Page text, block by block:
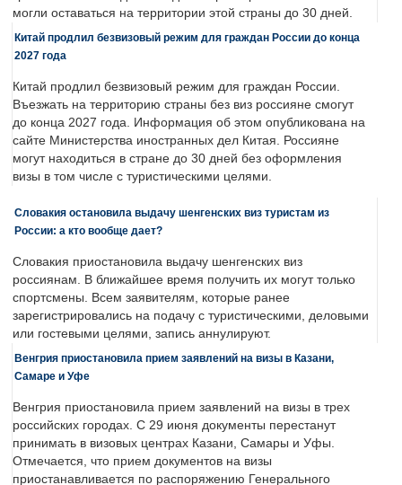
могли оставаться на территории этой страны до 30 дней.
Китай продлил безвизовый режим для граждан России до конца
2027 года
Китай продлил безвизовый режим для граждан России.
Въезжать на территорию страны без виз россияне смогут
до конца 2027 года. Информация об этом опубликована на
сайте Министерства иностранных дел Китая. Россияне
могут находиться в стране до 30 дней без оформления
визы в том числе с туристическими целями.
Словакия остановила выдачу шенгенских виз туристам из
России: а кто вообще дает?
Словакия приостановила выдачу шенгенских виз
россиянам. В ближайшее время получить их могут только
спортсмены. Всем заявителям, которые ранее
зарегистрировались на подачу с туристическими, деловыми
или гостевыми целями, запись аннулируют.
Венгрия приостановила прием заявлений на визы в Казани,
Самаре и Уфе
Венгрия приостановила прием заявлений на визы в трех
российских городах. С 29 июня документы перестанут
принимать в визовых центрах Казани, Самары и Уфы.
Отмечается, что прием документов на визы
приостанавливается по распоряжению Генерального